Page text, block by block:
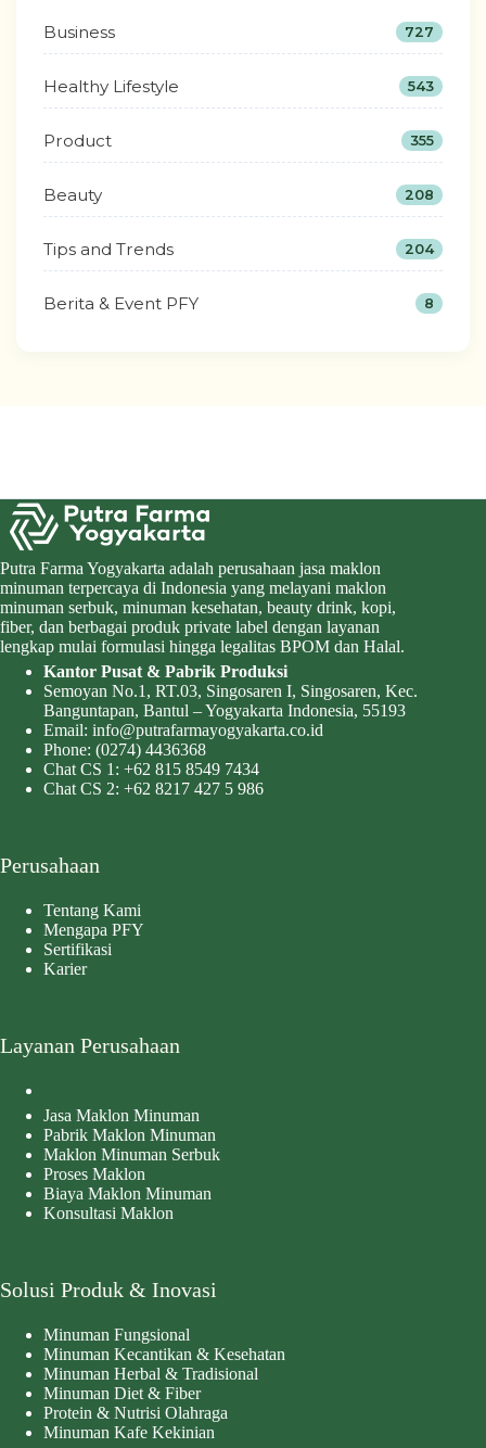
Business 727
Healthy Lifestyle 543
Product 355
Beauty 208
Tips and Trends 204
Berita & Event PFY 8
Putra Farma Yogyakarta adalah perusahaan jasa maklon
minuman terpercaya di Indonesia yang melayani maklon
minuman serbuk, minuman kesehatan, beauty drink, kopi,
fiber, dan berbagai produk private label dengan layanan
lengkap mulai formulasi hingga legalitas BPOM dan Halal.
Kantor Pusat & Pabrik Produksi
Semoyan No.1, RT.03, Singosaren I, Singosaren, Kec.
Banguntapan, Bantul – Yogyakarta Indonesia, 55193
Email: info@putrafarmayogyakarta.co.id
Phone: (0274) 4436368
Chat CS 1: +62 815 8549 7434
Chat CS 2: +62 8217 427 5 986
Perusahaan
Tentang Kami
Mengapa PFY
Sertifikasi
Karier
Layanan Perusahaan
Jasa Maklon Minuman
Pabrik Maklon Minuman
Maklon Minuman Serbuk
Proses Maklon
Biaya Maklon Minuman
Konsultasi Maklon
Solusi Produk & Inovasi
Minuman Fungsional
Minuman Kecantikan & Kesehatan
Minuman Herbal & Tradisional
Minuman Diet & Fiber
Protein & Nutrisi Olahraga
Minuman Kafe Kekinian